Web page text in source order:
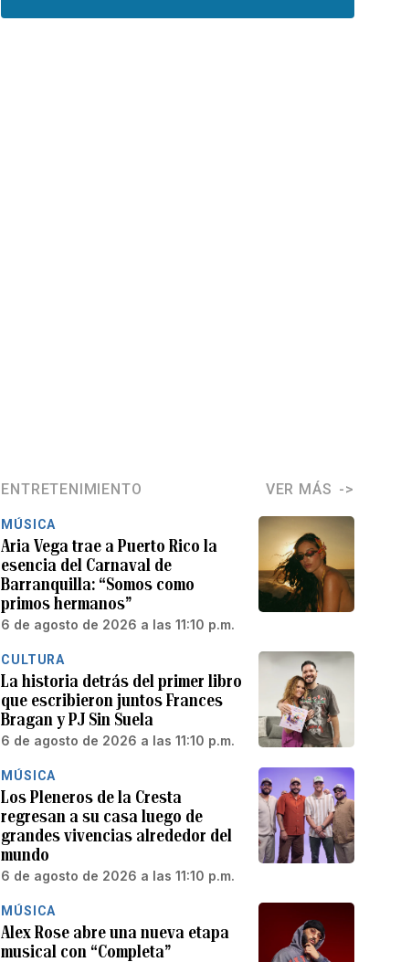
ENTRETENIMIENTO VER MÁS
MÚSICA
Aria Vega trae a Puerto Rico la
esencia del Carnaval de
Barranquilla: “Somos como
primos hermanos”
6 de agosto de 2026 a las 11:10 p.m.
CULTURA
La historia detrás del primer libro
que escribieron juntos Frances
Bragan y PJ Sin Suela
6 de agosto de 2026 a las 11:10 p.m.
MÚSICA
Los Pleneros de la Cresta
regresan a su casa luego de
grandes vivencias alrededor del
mundo
6 de agosto de 2026 a las 11:10 p.m.
MÚSICA
Alex Rose abre una nueva etapa
musical con “Completa”